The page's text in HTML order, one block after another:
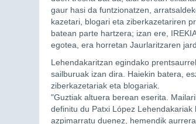
gaur hasi da funtzionatzen,
kazetari, blogari eta ziberkazetariren
batean parte hartzera; izan ere,
egotea, era horretan Jaurlaritzaren
Lehendakaritzan egindako
sailburuak izan dira. Haiekin batera,
ziberkazetariak eta blogariak.
"Guztiak altuera berean eserita.
definitu du Patxi López
azpimarratu duenez, hemendik